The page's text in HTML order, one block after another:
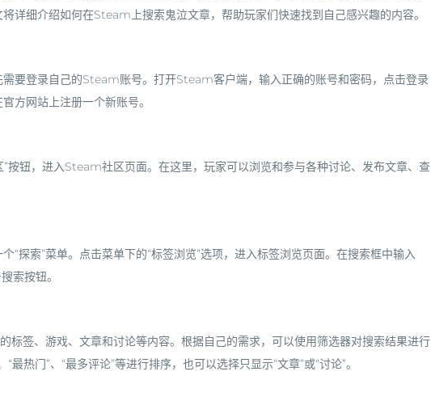
详细介绍如何在Steam上搜索鬼泣文章，帮助玩家们快速找到自己感兴趣的内容。
要登录自己的Steam账号。打开Steam客户端，输入正确的账号和密码，点击登录
方网站上注册一个新账号。
按钮，进入Steam社区页面。在这里，玩家可以浏览和参与各种讨论、发布文章、查
“探索”菜单。点击菜单下的“标签浏览”选项，进入标签浏览页面。在搜索框中输入
索按钮。
标签、游戏、文章和讨论等内容。根据自己的需求，可以使用筛选器对搜索结果进行
最热门”、“最多评论”等进行排序，也可以选择只显示“文章”或“讨论”。